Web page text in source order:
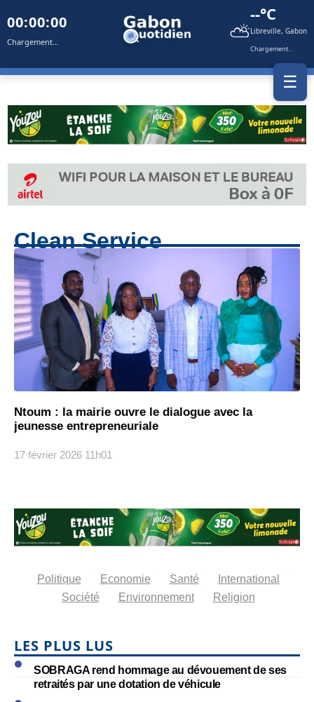
00:00:00
Chargement... ⛅
--°C
Libreville, Gabon
Chargement...
☰
Clean Service
Ntoum : la mairie ouvre le dialogue avec la
jeunesse entrepreneuriale
17 février 2026 11h01
Politique Economie Santé
International
Société
Environnement Religion
LES PLUS LUS
SOBRAGA rend hommage au dévouement de ses
retraités par une dotation de véhicule